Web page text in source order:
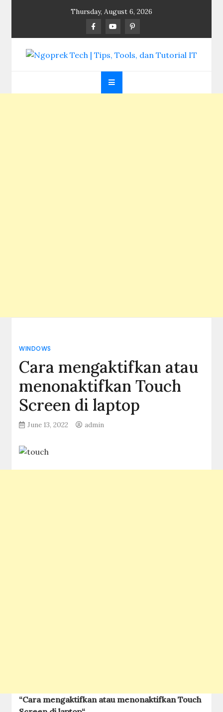
Thursday, August 6, 2026
Ngoprek Tech | Tips,
Tools, dan Tutorial
WINDOWS
Cara mengaktifkan atau
menonaktifkan Touch
Screen di laptop
June 13, 2022 admin
“Cara mengaktifkan atau menonaktifkan Touch